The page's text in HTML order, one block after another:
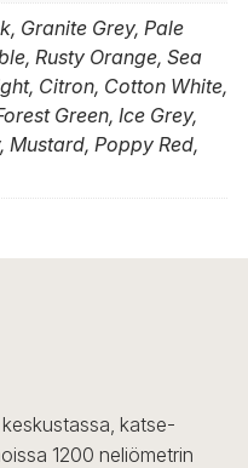
Granite Grey, Pale
Rusty Orange, Sea
Citron, Cotton White,
Green, Ice Grey,
Mustard, Poppy Red,
katse-
1200 neliömetrin